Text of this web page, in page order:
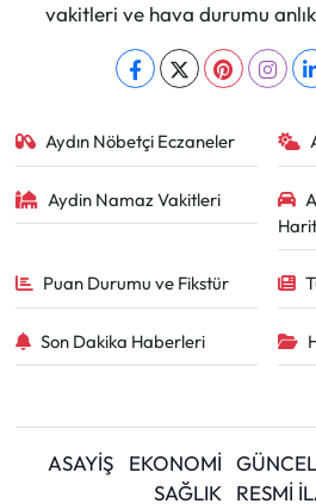
vakitleri ve hava durumu
Aydın Nöbetçi Eczaneler
Aydin Namaz Vakitleri
Puan Durumu ve Fikstür
Son Dakika Haberleri
ASAYİŞ EKONOMİ GÜNCEL
SAĞLIK
RESMİ